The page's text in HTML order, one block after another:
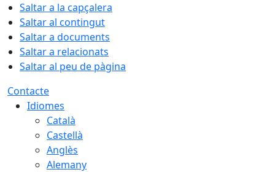
Saltar a la capçalera
Saltar al contingut
Saltar a documents
Saltar a relacionats
Saltar al peu de pàgina
Contacte
Idiomes
Català
Castellà
Anglès
Alemany